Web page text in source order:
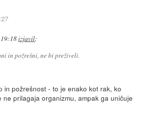
izjavil:
in požrešni, ne bi preživeli.
in požrešnost - to je enako kot rak, ko
prilagaja organizmu, ampak ga uničuje